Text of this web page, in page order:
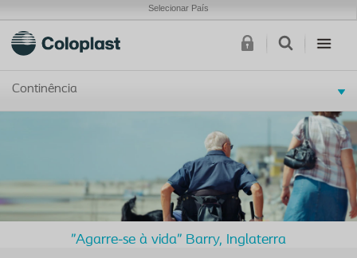
Selecionar País
Continência
"Agarre-se à vida" Barry, Inglaterra